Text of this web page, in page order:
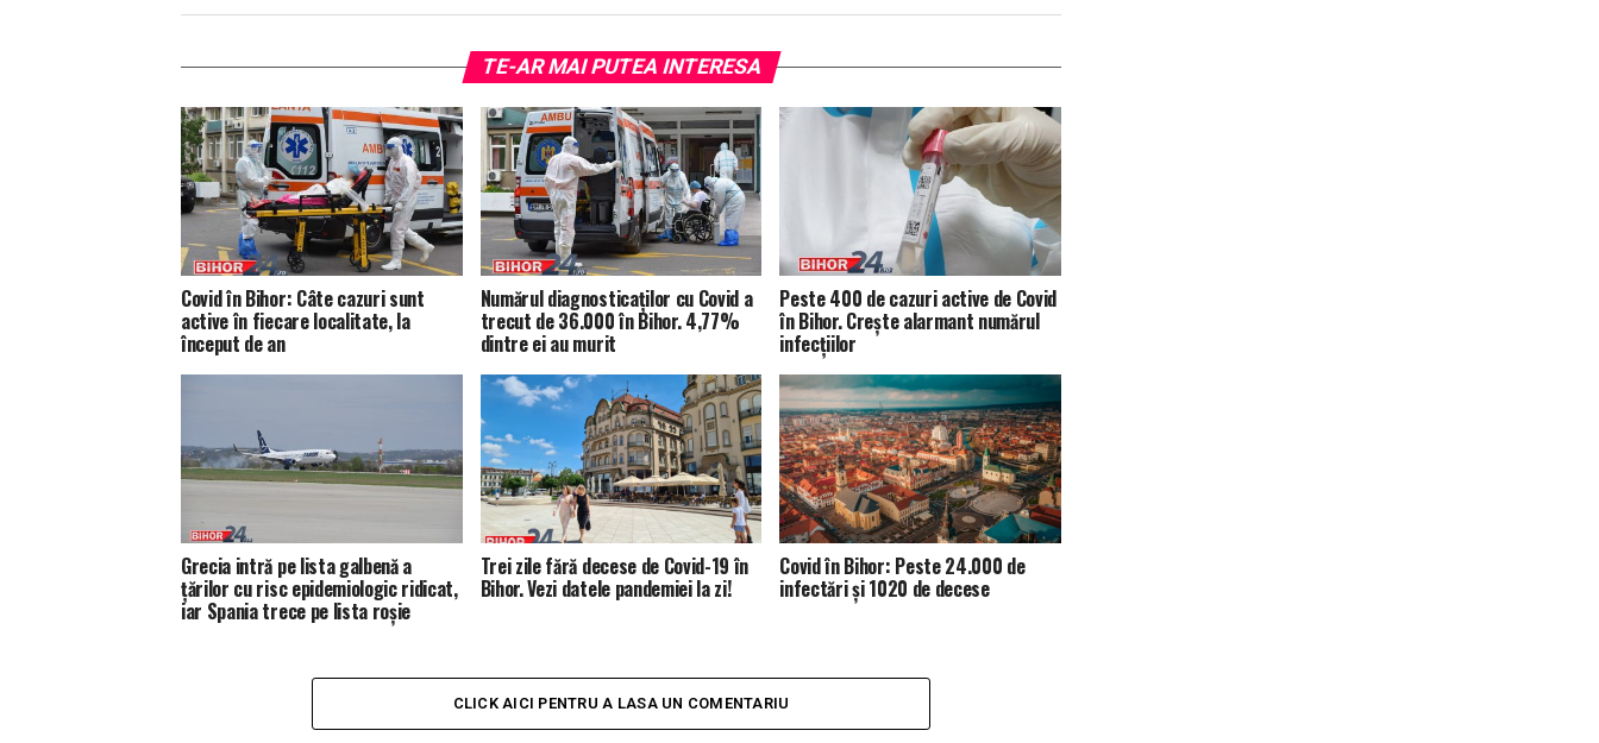
TE-AR MAI PUTEA INTERESA
Covid în Bihor: Câte cazuri sunt
active în fiecare localitate, la
început de an
Numărul diagnosticaților cu Covid a
trecut de 36.000 în Bihor. 4,77%
dintre ei au murit
Peste 400 de cazuri active de Covid
în Bihor. Crește alarmant numărul
infecțiilor
Grecia intră pe lista galbenă a
țărilor cu risc epidemiologic ridicat,
iar Spania trece pe lista roșie
Trei zile fără decese de Covid-19 în
Bihor. Vezi datele pandemiei la zi!
Covid în Bihor: Peste 24.000 de
infectări și 1020 de decese
CLICK AICI PENTRU A LASA UN COMENTARIU